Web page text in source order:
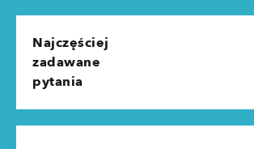
Najczęściej
zadawane
pytania